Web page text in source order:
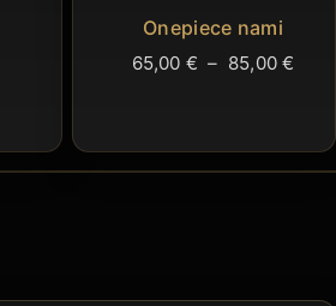
Onepiece nami
65,00 € – 85,00€
à